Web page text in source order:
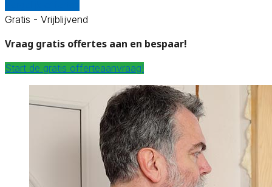
Gratis - Vrijblijvend
Vraag gratis offertes aan en bespaar!
Start de gratis offerteaanvraag!